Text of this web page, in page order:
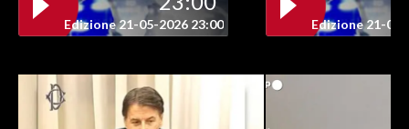
Edizione 21-05-2026 23:00 Edizione 21-05-